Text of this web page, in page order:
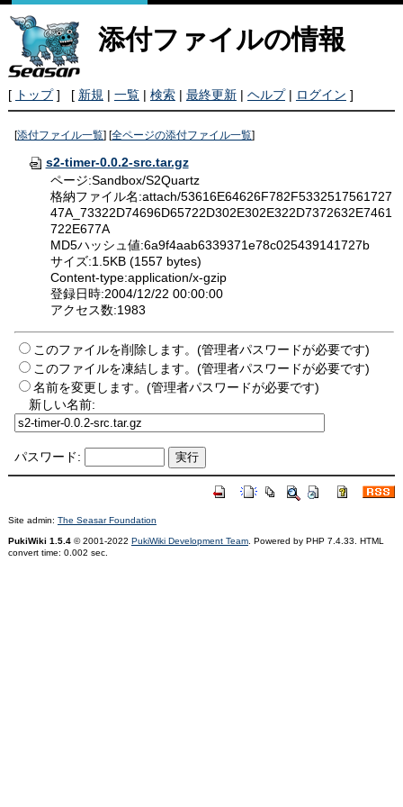
添付ファイルの情報
[ トップ] [ 新規 | 一覧| 検索| 最終更新| ヘルプ| ログイン ]
[添付ファイル一覧] [全ページの添付ファイル一覧]
s2-timer-0.0.2-src.tar.gz
ページ:Sandbox/S2Quartz
格納ファイル名:attach/53616E64626F782F5332517561727
47A_73322D74696D65722D302E302E322D7372632E7461
722E677A
MD5ハッシュ値:6a9f4aab6339371e78c025439141727b
サイズ:1.5KB (1557 bytes)
Content-type:application/x-gzip
登録日時:2004/12/22 00:00:00
アクセス数:1983
このファイルを削除します。(管理者パスワードが必要です)
このファイルを凍結します。(管理者パスワードが必要です)
名前を変更します。(管理者パスワードが必要です)
新しい名前:
パスワード:
Site admin: The Seasar Foundation
PukiWiki 1.5.4© 2001-2022 PukiWiki Development Team. Powered by PHP 7.4.33. HTML
convert time: 0.002 sec.